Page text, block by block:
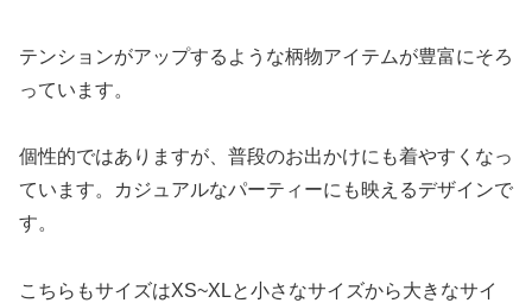
テンションがアップするような柄物アイテムが豊富にそろ
っています。
個性的ではありますが、普段のお出かけにも着やすくなっ
ています。カジュアルなパーティーにも映えるデザインで
す。
こちらもサイズはXS~XLと小さなサイズから大きなサイ